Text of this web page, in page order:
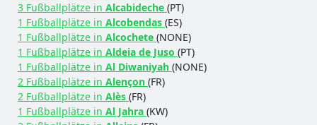
3 Fußballplätze in Alcabideche (PT)
1 Fußballplätze in Alcobendas (ES)
1 Fußballplätze in Alcochete (NONE)
1 Fußballplätze in Aldeia de Juso (PT)
1 Fußballplätze in Al Diwaniyah (NONE)
2 Fußballplätze in Alençon (FR)
2 Fußballplätze in Alès (FR)
1 Fußballplätze in Al Jahra (KW)